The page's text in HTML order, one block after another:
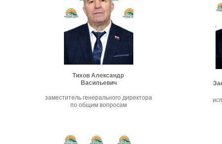
Тихов Александр
Васильевич
заместитель генерального директора
по общим вопросам